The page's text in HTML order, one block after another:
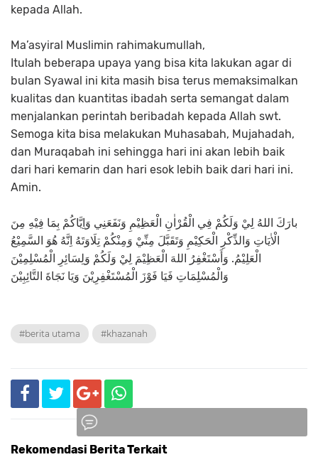
kepada Allah.
Ma’asyiral Muslimin rahimakumullah,
Itulah beberapa upaya yang bisa kita lakukan agar di
bulan Syawal ini kita masih bisa terus memaksimalkan
kualitas dan kuantitas ibadah serta semangat dalam
menjalankan perintah beribadah kepada Allah swt.
Semoga kita bisa melakukan Muhasabah, Mujahadah,
dan Muraqabah ini sehingga hari ini akan lebih baik
dari hari kemarin dan hari esok lebih baik dari hari ini.
Amin.
بارَكَ اللهُ لِيْ وَلَكُمْ فِي الْقُرْاٰنِ الْعَظِيْمِ وَنَفَعَنِي وَاِيَّاكُمْ بِمَا فِيْهِ مِنَ
الْاٰيَاتِ وَالذِّكْرِ الْحَكِيْمِ وَتَقَبَّلَ مِنِّيْ وَمِنْكُمْ تِلَاوَتَهُ اِنَّهُ هُوَ السَّمِيْعُ
الْعَلِيْمُ. وَأَسْتَغْفِرُ اللهَ الْعَظِيْمَ لِيْ وَلَكُمْ وَلِسَائِرِ الْمُسْلِمِيْنَ
وَالْمُسْلِمَاتِ فَيَا فَوْزَ الْمُسْتَغْفِرِيْنَ وَيَا نَجَاةَ التَّائِبِيْنَ
#berita utama #khazanah
Rekomendasi Berita Terkait